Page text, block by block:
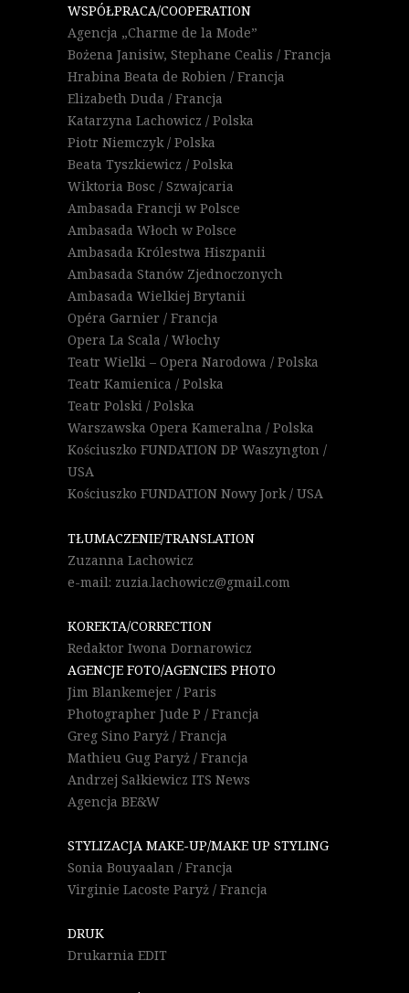
WSPÓŁPRACA/COOPERATION
Agencja „Charme de la Mode”
Bożena Janisiw, Stephane Cealis / Francja
Hrabina Beata de Robien / Francja
Elizabeth Duda / Francja
Katarzyna Lachowicz / Polska
Piotr Niemczyk / Polska
Beata Tyszkiewicz / Polska
Wiktoria Bosc / Szwajcaria
Ambasada Francji w Polsce
Ambasada Włoch w Polsce
Ambasada Królestwa Hiszpanii
Ambasada Stanów Zjednoczonych
Ambasada Wielkiej Brytanii
Opéra Garnier / Francja
Opera La Scala / Włochy
Teatr Wielki – Opera Narodowa / Polska
Teatr Kamienica / Polska
Teatr Polski / Polska
Warszawska Opera Kameralna / Polska
Kościuszko FUNDATION DP Waszyngton /
USA
Kościuszko FUNDATION Nowy Jork / USA
TŁUMACZENIE/TRANSLATION
Zuzanna Lachowicz
e-mail: zuzia.lachowicz@gmail.com
KOREKTA/CORRECTION
Redaktor Iwona Dornarowicz
AGENCJE FOTO/AGENCIES PHOTO
Jim Blankemejer / Paris
Photographer Jude P / Francja
Greg Sino Paryż / Francja
Mathieu Gug Paryż / Francja
Andrzej Sałkiewicz ITS News
Agencja BE&W
STYLIZACJA MAKE-UP/MAKE UP STYLING
Sonia Bouyaalan / Francja
Virginie Lacoste Paryż / Francja
DRUK
Drukarnia EDIT